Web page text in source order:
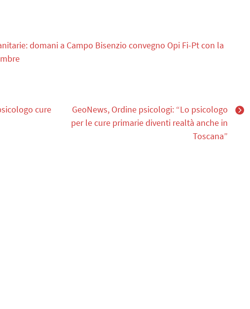
domani a Campo Bisenzio convegno Opi Fi-Pt con la
cure
GeoNews, Ordine psicologi: “Lo psicologo
per le cure primarie diventi realtà anche in
Toscana”